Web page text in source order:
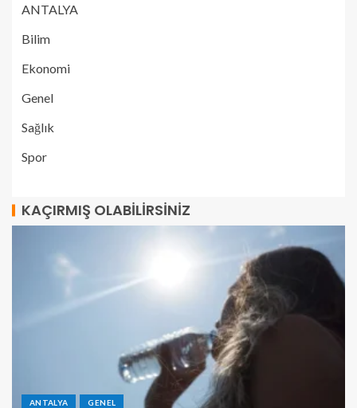
ANTALYA
Bilim
Ekonomi
Genel
Sağlık
Spor
KAÇIRMIŞ OLABILIRSINIZ
ANTALYA GENEL